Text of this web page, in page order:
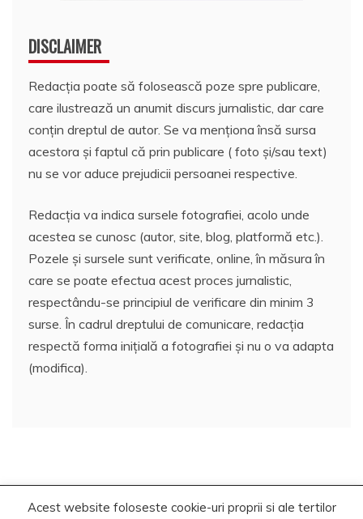
DISCLAIMER
Redacția poate să folosească poze spre publicare,
care ilustrează un anumit discurs jurnalistic, dar care
conțin dreptul de autor. Se va menționa însă sursa
acestora și faptul că prin publicare ( foto și/sau text)
nu se vor aduce prejudicii persoanei respective.
Redacția va indica sursele fotografiei, acolo unde
acestea se cunosc (autor, site, blog, platformă etc.).
Pozele și sursele sunt verificate, online, în măsura în
care se poate efectua acest proces jurnalistic,
respectându-se principiul de verificare din minim 3
surse. În cadrul dreptului de comunicare, redacția
respectă forma inițială a fotografiei și nu o va adapta
(modifica).
Acest website foloseste cookie-uri proprii si ale tertilor